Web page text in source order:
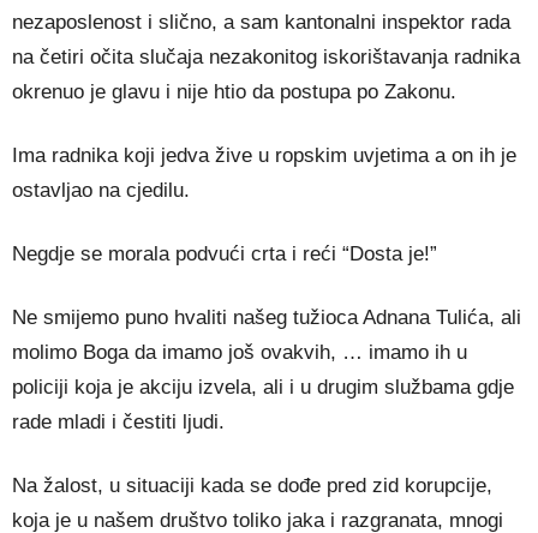
nezaposlenost i slično, a sam kantonalni inspektor rada
na četiri očita slučaja nezakonitog iskorištavanja radnika
okrenuo je glavu i nije htio da postupa po Zakonu.
Ima radnika koji jedva žive u ropskim uvjetima a on ih je
ostavljao na cjedilu.
Negdje se morala podvući crta i reći “Dosta je!”
Ne smijemo puno hvaliti našeg tužioca Adnana Tulića, ali
molimo Boga da imamo još ovakvih, … imamo ih u
policiji koja je akciju izvela, ali i u drugim službama gdje
rade mladi i čestiti ljudi.
Na žalost, u situaciji kada se dođe pred zid korupcije,
koja je u našem društvo toliko jaka i razgranata, mnogi